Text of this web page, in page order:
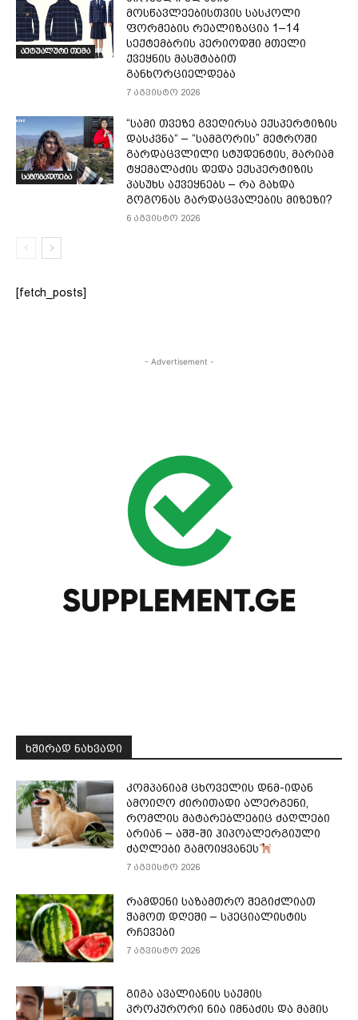
აქტუალური თემა
მოსწავლეებისთვის სასკოლი
ფორმების რეალიზაცია 1–14
სექტემბრის პერიოდში მთელი
ქვეყნის მასშტაბით
განხორციელდება
7 აგვისტო 2026
საზოგადოება
“სამი თვე­ზე გვე­ღირ­სა ექ­სპერ­ტი­ზის
დას­კვნა“ – “სამგორის” მეტროში
გარდაცვლილი სტუდენტის, მარიამ
ტყემალაძის დედა ექსპერტიზის
პასუხს აქვეყნებს – რა გახდა
გოგონას გარდაცვალების მიზეზი?
6 აგვისტო 2026
[fetch_posts]
- Advertisement -
ᲮᲨᲘᲠᲐᲓ ᲜᲐᲮᲕᲐᲓᲘ
კომპანიამ ცხოველის დნმ-იდან
ამოიღო ძირითადი ალერგენი,
რომლის მატარებლებიც ძაღლები
არიან – აშშ-ში ჰიპოალერგიული
ძაღლები გამოიყვანეს
7 აგვისტო 2026
რამდენი საზამთრო შეგიძლიათ
ჭამოთ დღეში – სპეციალისტის
რჩევები
7 აგვისტო 2026
გიგა ავალიანის საქმის
პროკურორი ნია იმნაძის და მამის